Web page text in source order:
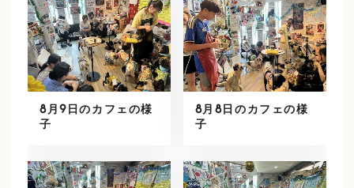
8月9日のカフェの様
子
8月8日のカフェの様
子